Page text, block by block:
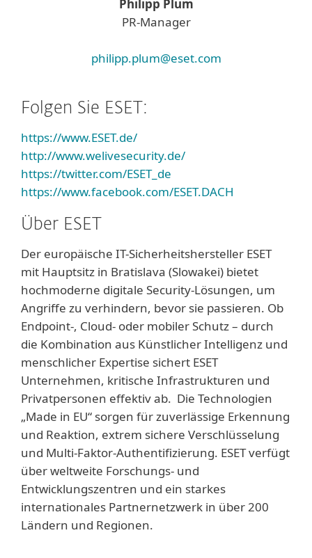
Philipp Plum
PR-Manager
philipp.plum@eset.com
Folgen Sie ESET:
https://www.ESET.de/
http://www.welivesecurity.de/
https://twitter.com/ESET_de
https://www.facebook.com/ESET.DACH
Über ESET
Der europäische IT-Sicherheitshersteller ESET
mit Hauptsitz in Bratislava (Slowakei) bietet
hochmoderne digitale Security-Lösungen, um
Angriffe zu verhindern, bevor sie passieren. Ob
Endpoint-, Cloud- oder mobiler Schutz – durch
die Kombination aus Künstlicher Intelligenz und
menschlicher Expertise sichert ESET
Unternehmen, kritische Infrastrukturen und
Privatpersonen effektiv ab. Die Technologien
„Made in EU“ sorgen für zuverlässige Erkennung
und Reaktion, extrem sichere Verschlüsselung
und Multi-Faktor-Authentifizierung. ESET verfügt
über weltweite Forschungs- und
Entwicklungszentren und ein starkes
internationales Partnernetzwerk in über 200
Ländern und Regionen.